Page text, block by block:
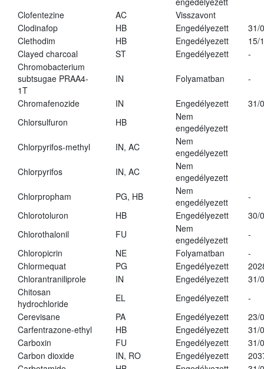
Clofentezine
AC
Visszavont
Clodinafop
HB Engedélyezett
31/
Clethodim
HB Engedélyezett
15/
Clayed charcoal
ST Engedélyezett
-
Chromobacterium
subtsugae PRAA4-
1T
IN Folyamatban -
Chromafenozide IN Engedélyezett
31/
Chlorsulfuron
HB
Nem
engedélyezett
Chlorpyrifos-methyl
IN, AC
Nem
engedélyezett
Chlorpyrifos
IN, AC
Nem
engedélyezett
Chlorpropham
PG, HB
Nem
engedélyezett
-
Chlorotoluron
HB Engedélyezett
30/
Chlorothalonil
FU
Nem
engedélyezett
-
Chloropicrin
NE Folyamatban
-
Chlormequat
PG Engedélyezett
Chlorantraniliprole
IN Engedélyezett
31/
Chitosan
hydrochloride
EL Engedélyezett
-
Cerevisane
PA Engedélyezett
23/
Carfentrazone-ethyl
HB Engedélyezett
31/
Carboxin
FU Engedélyezett
31/
Carbon dioxide
IN, RO Engedélyezett